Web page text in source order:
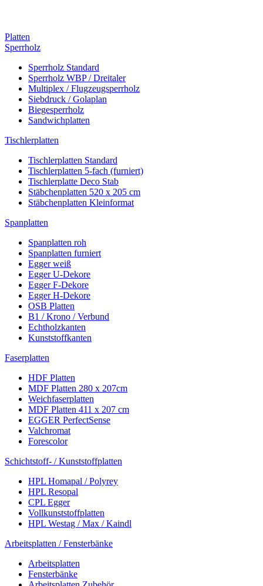
Platten
Sperrholz
Sperrholz Standard
Sperrholz WBP / Dreitaler
Multiplex / Flugzeugsperrholz
Siebdruck / Golaplan
Biegesperrholz
Sandwichplatten
Tischlerplatten
Tischlerplatten Standard
Tischlerplatten 5-fach (furniert)
Tischlerplatte Deco Stab
Stäbchenplatten 520 x 205 cm
Stäbchenplatten Kleinformat
Spanplatten
Spanplatten roh
Spanplatten furniert
Egger weiß
Egger U-Dekore
Egger F-Dekore
Egger H-Dekore
OSB Platten
B1 / Krono / Verbund
Echtholzkanten
Kunststoffkanten
Faserplatten
HDF Platten
MDF Platten 280 x 207cm
Weichfaserplatten
MDF Platten 411 x 207 cm
EGGER PerfectSense
Valchromat
Forescolor
Schichtstoff- / Kunststoffplatten
HPL Homapal / Polyrey
HPL Resopal
CPL Egger
Vollkunststoffplatten
HPL Westag / Max / Kaindl
Arbeitsplatten / Fensterbänke
Arbeitsplatten
Fensterbänke